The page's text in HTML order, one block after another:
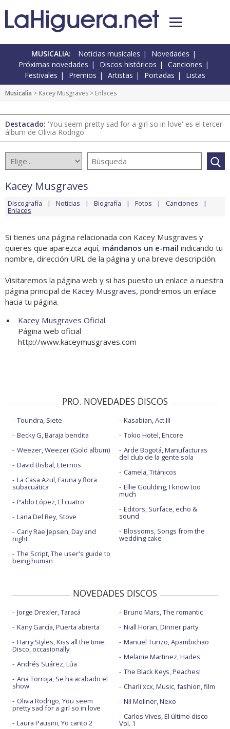
MUSICALIA: Noticias musicales
Novedades
Próximas novedades
Discos históricos
Canciones
Festivales
Premios Artistas Portadas Listas
Musicalia > Kacey Musgraves > Enlaces
Destacado: 'You seem pretty sad for a girl so in love' es el tercer
álbum de Olivia Rodrigo
Kacey Musgraves
Discografía Noticias Biografía Fotos Canciones
Enlaces
Si tienes una página relacionada con Kacey Musgraves y
quieres que aparezca aquí, mándanos un e-mail indicando tu
nombre, dirección URL de la página y una breve descripción.
Visitaremos la página web y si has puesto un enlace a nuestra
página principal de Kacey Musgraves, pondremos un enlace
hacia tu página.
Kacey Musgraves Oficial
Página web oficial
http://www.kaceymusgraves.com
PRO. NOVEDADES DISCOS
Toundra, Siete
Becky G, Baraja bendita
Weezer, Weezer (Gold album)
David Bisbal, Eternos
La Casa Azul, Fauna y flora
subacuática
Pablo López, El cuatro
Lana Del Rey, Stove
Carly Rae Jepsen, Day and
night
The Script, The user's guide to
being human
Kasabian, Act III
Tokio Hotel, Encore
Arde Bogotá, Manufacturas
del club de la gente sola
Camela, Titánicos
Ellie Goulding, I know too
much
Editors, Surface, echo &
sound
Blossoms, Songs from the
wedding cake
NOVEDADES DISCOS
Jorge Drexler, Taracá
Kany García, Puerta abierta
Harry Styles, Kiss all the time.
Disco, occasionally.
Andrés Suárez, Lúa
Ana Torroja, Se ha acabado el
show
Olivia Rodrigo, You seem
pretty sad for a girl so in love
Laura Pausini, Yo canto 2
Bruno Mars, The romantic
Niall Horan, Dinner party
Manuel Turizo, Apambichao
Melanie Martinez, Hades
The Black Keys, Peaches!
Charli xcx, Music, fashion, film
Nil Moliner, Nexo
Carlos Vives, El último disco
Vol. 1